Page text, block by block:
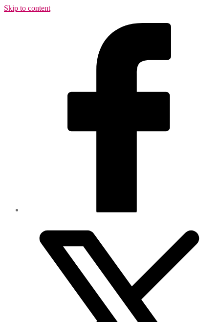
Skip to content